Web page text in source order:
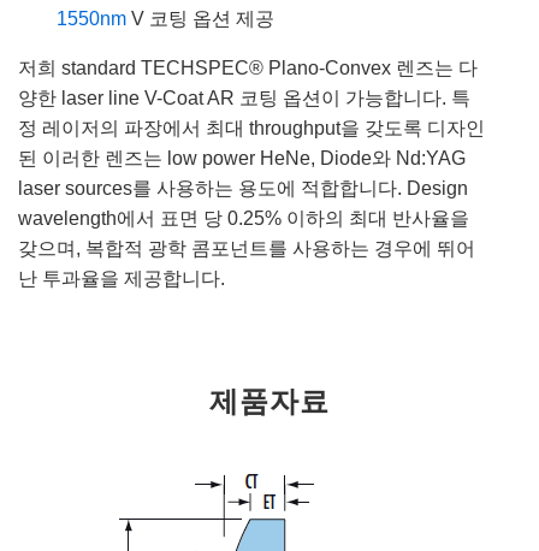
1550nm V 코팅 옵션 제공
저희 standard TECHSPEC® Plano-Convex 렌즈는 다
양한 laser line V-Coat AR 코팅 옵션이 가능합니다. 특
정 레이저의 파장에서 최대 throughput을 갖도록 디자인
된 이러한 렌즈는 low power HeNe, Diode와 Nd:YAG
laser sources를 사용하는 용도에 적합합니다. Design
wavelength에서 표면 당 0.25% 이하의 최대 반사율을
갖으며, 복합적 광학 콤포넌트를 사용하는 경우에 뛰어
난 투과율을 제공합니다.
제품자료